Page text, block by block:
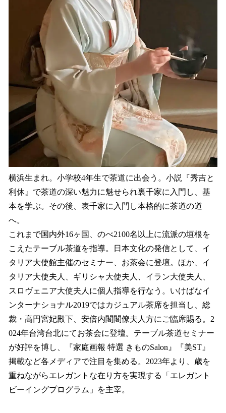
横浜生まれ。小学校4年生で茶道に出会う。小説『秀吉と
利休』で茶道の深い魅力に魅せられ裏千家に入門し、基
本を学ぶ。その後、表千家に入門し本格的に茶道の道
へ。
これまで国内外16ヶ国、のべ2100名以上に流派の垣根を
こえたテーブル茶道を指導。日本文化の発信として、イ
タリア大使館主催のセミナー、お茶会に登壇。ほか、イ
タリア大使夫人、ギリシャ大使夫人、イラン大使夫人、
スロヴェニア大使夫人に個人指導を行なう。いけばなイ
ンターナショナル2019ではカジュアル茶席を担当し、総
裁・高円宮妃殿下、安倍内閣閣僚夫人方にご臨席賜る。2
024年台湾台北にてお茶会に登壇。テーブル茶道セミナー
が好評を博し、『家庭画報 特選 きものSalon』『美ST』
掲載など各メディアで注目を集める。2023年より、歳を
重ねながらエレガントな在り方を実現する「エレガント
ビーイングプログラム」を主宰。